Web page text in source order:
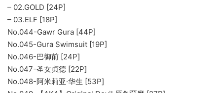
– 02.GOLD [24P]
– 03.ELF [18P]
No.044-Gawr Gura [44P]
No.045-Gura Swimsuit [19P]
No.046-巴御前 [24P]
No.047-圣女贞德 [22P]
No.048-阿米莉亚·华生 [53P]